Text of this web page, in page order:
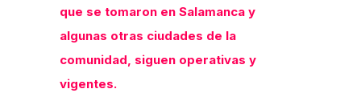
que se tomaron en Salamanca y
algunas otras ciudades de la
comunidad, siguen operativas y
vigentes.